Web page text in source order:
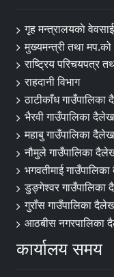
गृह मन्त्रालयकाे
मुख्यमन्त्री तथा मप.को
राष्ट्रिय परिचयपत्र
राहदानी विभाग
ठाटीकाँध
भैरवी गाउँपालिका दैलेख
महाबु गाउँपालिका दैलेख
नौमुले गाउँपालिका
भगवतीमाई
डुङ्गेश्वर गाउँपालिका
गुराँस गाउँपालिका
आठबीस नगरपालिका
कार्यालय समय